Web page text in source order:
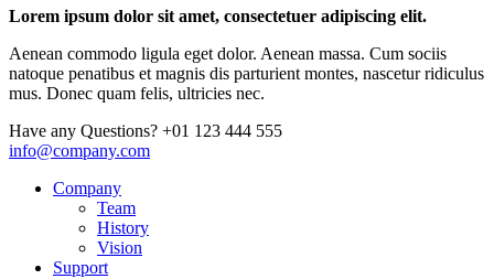
Lorem ipsum dolor sit amet, consectetuer adipiscing elit.
Aenean commodo ligula eget dolor. Aenean massa. Cum sociis
natoque penatibus et magnis dis parturient montes, nascetur ridiculus
mus. Donec quam felis, ultricies nec.
Have any Questions? +01 123 444 555
info@company.com
Company
Team
History
Vision
Support